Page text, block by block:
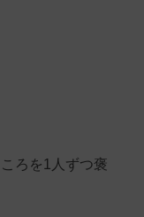
ろを1人ずつ褒